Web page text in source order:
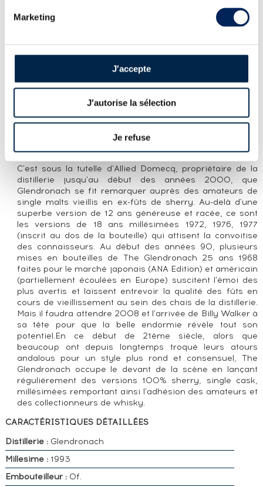
Marketing
J'accepte
J'autorise la sélection
Je refuse
Small batch de Glendronach distillé en 1993, vieilli dans
des fût de sherry oloroso et de pedro ximenez et
embouteillé en 2019. Non filtré à froid et sans coloration,
datte, pruneau), zeste d’orange, chocolat noir et épices
chaudes. La longue maturation en fût de sherry apporte
profondeur, sucrosité naturelle et une finale persistante,
à la fois épicée et légèrement tannique.
LA DISTILLERIE GLENDRONACH
Ecosse, Highland de l'Est/Speyside. Distillerie en
C'est sous la tutelle d'Allied Domecq, propriétaire de la
distillerie jusqu'au début des années 2000, que
Glendronach se fit remarquer auprès des amateurs de
single malts vieillis en ex-fûts de sherry. Au-delà d'une
superbe version de 12 ans généreuse et racée, ce sont
les versions de 18 ans millésimées 1972, 1976, 1977
(inscrit au dos de la bouteille) qui attisent la convoitise
des connaisseurs. Au début des années 90, plusieurs
mises en bouteilles de The Glendronach 25 ans 1968
faites pour le marché japonais (ANA Edition) et américain
(partiellement écoulées en Europe) suscitent l'émoi des
plus avertis et laissent entrevoir la qualité des fûts en
cours de vieillissement au sein des chais de la distillerie.
Mais il faudra attendre 2008 et l'arrivée de Billy Walker à
sa tête pour que la belle endormie révèle tout son
potentiel.En ce début de 21ème siècle, alors que
beaucoup ont depuis longtemps troqué leurs atours
andalous pour un style plus rond et consensuel, The
Glendronach occupe le devant de la scène en lançant
régulièrement des versions 100% sherry, single cask,
millésimées remportant ainsi l'adhésion des amateurs et
des collectionneurs de whisky.
CARACTÉRISTIQUES DÉTAILLÉES
Distillerie :Glendronach
Millesime :1993
Embouteilleur :Of.